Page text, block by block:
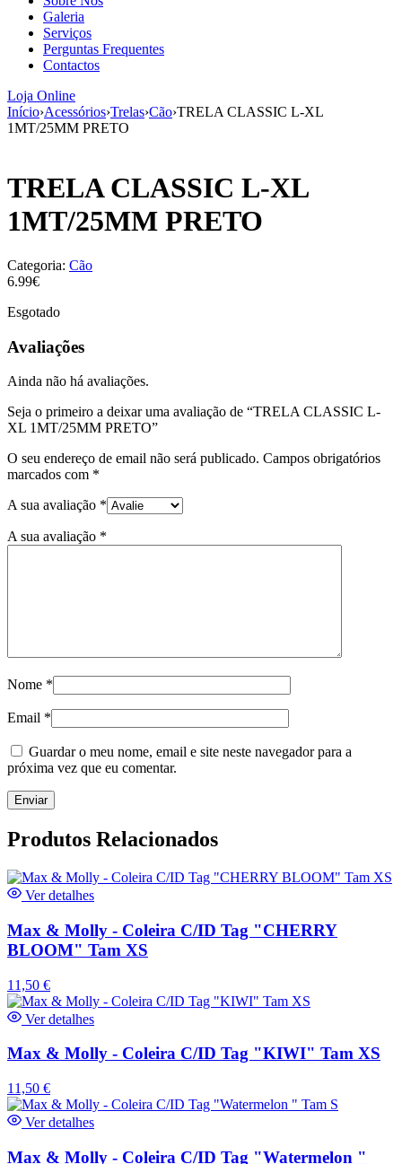
Galeria
Serviços
Perguntas Frequentes
Contactos
Loja Online
Início›Acessórios›Trelas›Cão›TRELA CLASSIC L-XL
1MT/25MM PRETO
TRELA CLASSIC L-XL
1MT/25MM PRETO
Categoria: Cão
6.99€
Esgotado
Avaliações
Ainda não há avaliações.
Seja o primeiro a deixar uma avaliação de “TRELA CLASSIC L-
XL 1MT/25MM PRETO”
O seu endereço de email não será publicado. Campos obrigatórios
marcados com *
A sua avaliação *
A sua avaliação *
Nome *
Email *
Guardar o meu nome, email e site neste navegador para a
próxima vez que eu comentar.
Produtos Relacionados
Ver detalhes
Max & Molly - Coleira C/ID Tag "CHERRY
BLOOM" Tam XS
11,50 €
Ver detalhes
Max & Molly - Coleira C/ID Tag "KIWI" Tam XS
11,50 €
Ver detalhes
Max & Molly - Coleira C/ID Tag "Watermelon "
aumenta a
probabilidade
de ver
conteúdo e
ofertas